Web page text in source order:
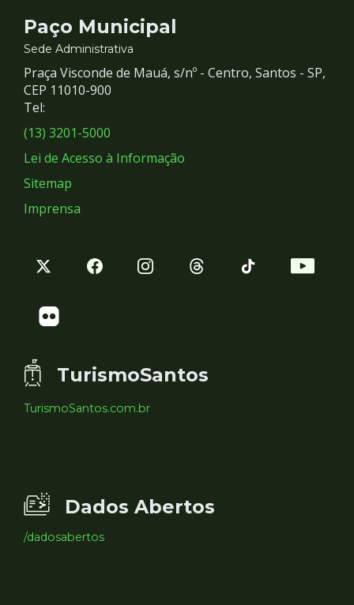
Contato
e
Redes
Sociais
Paço Municipal
Sede Administrativa
Praça Visconde de Mauá, s/nº - Centro, Santos - SP,
CEP 11010-900
Tel:
(13) 3201-5000
Lei de Acesso à Informação
Sitemap
Imprensa
TurismoSantos
TurismoSantos.com.br
Dados Abertos
/dadosabertos